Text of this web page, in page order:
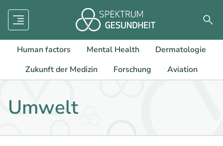
Menü
Human factors Mental Health
Dermatologie
Zukunft der Medizin
Forschung Aviation
Umwelt